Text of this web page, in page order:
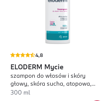
4,8
ELODERM Mycie
szampon do włosów i skóry
głowy, skóra sucha, atopowa,
wrażliwa, od 1. dnia życia
300 ml